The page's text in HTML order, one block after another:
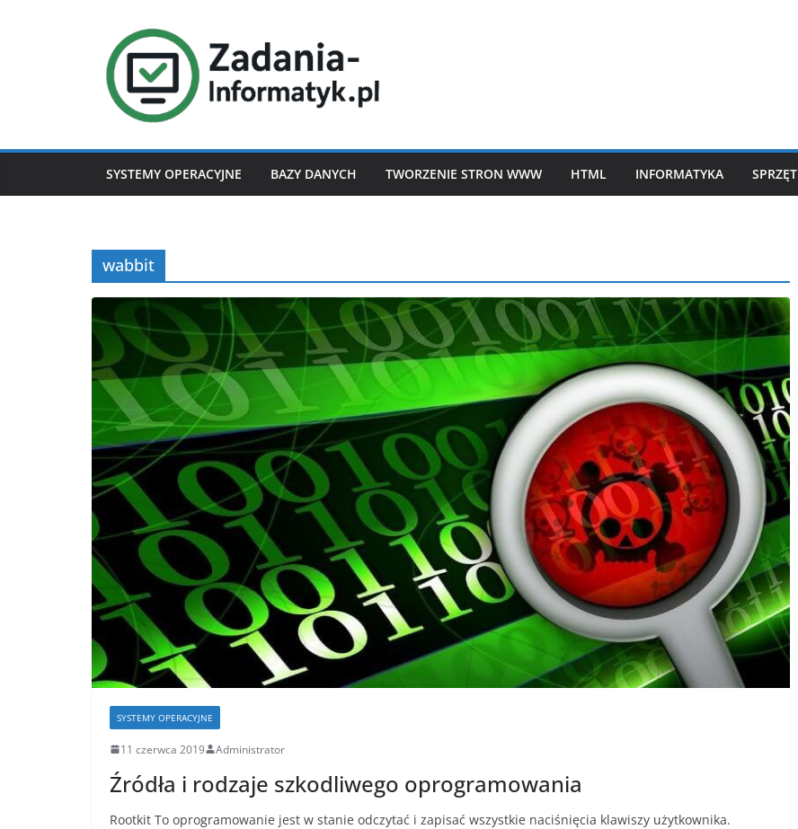
SYSTEMY OPERACYJNE BAZY DANYCH TWORZENIE STRON WWW HTML INFORMATYKA SPRZĘT
wabbit
SYSTEMY OPERACYJNE
11 czerwca 2019 Administrator
Źródła i rodzaje szkodliwego oprogramowania
Rootkit To oprogramowanie jest w stanie odczytać i zapisać wszystkie naciśnięcia klawiszy użytkownika.